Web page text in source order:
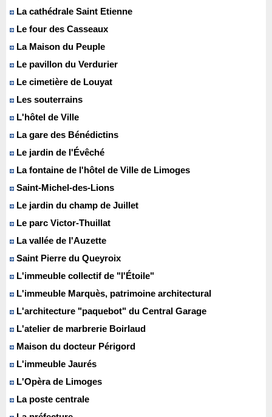
La cathédrale Saint Etienne
Le four des Casseaux
La Maison du Peuple
Le pavillon du Verdurier
Le cimetière de Louyat
Les souterrains
L'hôtel de Ville
La gare des Bénédictins
Le jardin de l'Évêché
La fontaine de l'hôtel de Ville de Limoges
Saint-Michel-des-Lions
Le jardin du champ de Juillet
Le parc Victor-Thuillat
La vallée de l'Auzette
Saint Pierre du Queyroix
L'immeuble collectif de "l'Étoile"
L'immeuble Marquès, patrimoine architectural
L'architecture "paquebot" du Central Garage
L'atelier de marbrerie Boirlaud
Maison du docteur Périgord
L'immeuble Jaurés
L'Opèra de Limoges
La poste centrale